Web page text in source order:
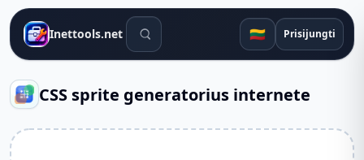
Inettools.net Paieškos įrankiai 🇱🇹 Prisijungti
CSS sprite generatorius internete